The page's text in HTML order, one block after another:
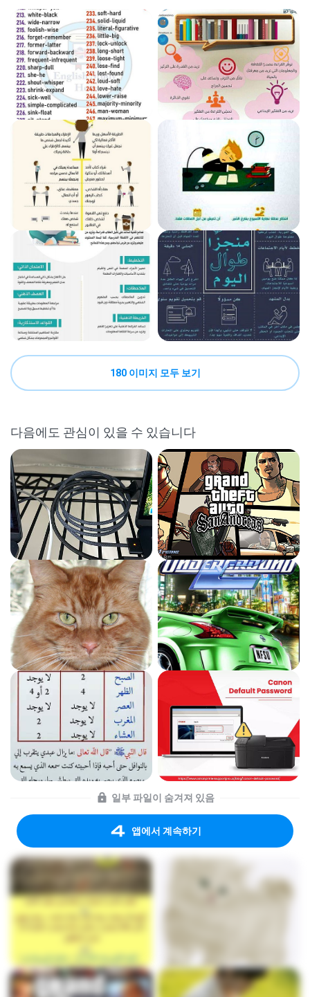
180 이미지 모두 보기
다음에도 관심이 있을 수 있습니다
일부 파일이 숨겨져 있음
앱에서 계속하기